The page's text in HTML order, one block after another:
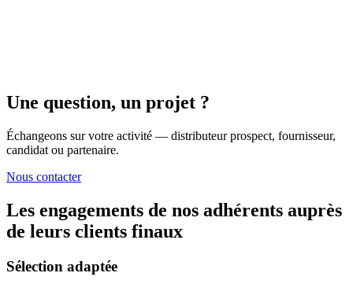
Une question, un projet ?
Échangeons sur votre activité — distributeur prospect, fournisseur,
candidat ou partenaire.
Nous contacter
Les engagements de nos adhérents auprès
de leurs clients finaux
Sélection adaptée